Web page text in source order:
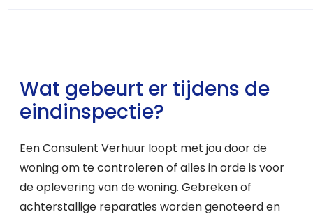
Wat gebeurt er tijdens de
eindinspectie?
Een Consulent Verhuur loopt met jou door de
woning om te controleren of alles in orde is voor
de oplevering van de woning. Gebreken of
achterstallige reparaties worden genoteerd en